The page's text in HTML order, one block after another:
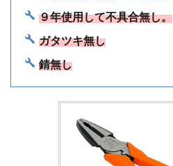
９年使用して不具合無し。
ガタツキ無し
錆無し